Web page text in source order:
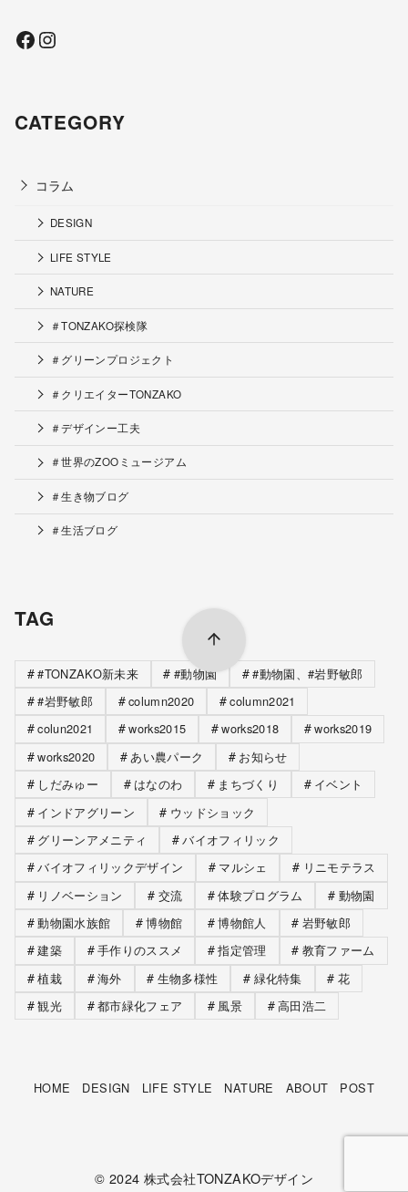
Facebook Instagram
CATEGORY
コラム
DESIGN
LIFE STYLE
NATURE
＃TONZAKO探検隊
＃グリーンプロジェクト
＃クリエイターTONZAKO
＃デザインー工夫
＃世界のZOOミュージアム
＃生き物ブログ
＃生活ブログ
TAG
#TONZAKO新未来 #動物園
#動物園、#岩野敏郎
#岩野敏郎
column2020
column2021
colun2021
works2015 works2018
works2019
works2020
あい農パーク
お知らせ
しだみゅー
はなのわ まちづくり
イベント
インドアグリーン
ウッドショック
グリーンアメニティ
バイオフィリック
バイオフィリックデザイン
マルシェ
リニモテラス
リノベーション
交流 体験プログラム
動物園
動物園水族館
博物館 博物館人
岩野敏郎
建築
手作りのススメ 指定管理
教育ファーム
植栽
海外 生物多様性 緑化特集
花
観光
都市緑化フェア 風景 高田浩二
HOME DESIGN LIFE STYLE NATURE ABOUT POST
© 2024 株式会社TONZAKOデザイン